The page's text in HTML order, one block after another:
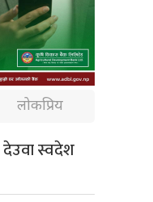
लोकप्रिय
देउवा स्वदेश